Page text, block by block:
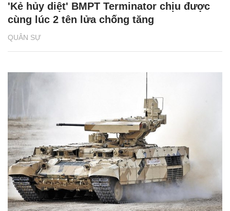
QUÂN SỰ
'Kẻ hủy diệt' BMPT Terminator chịu được
cùng lúc 2 tên lửa chống tăng